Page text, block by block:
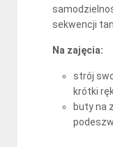
sekwencji
Na zajęcia:
strój
krótki
buty na